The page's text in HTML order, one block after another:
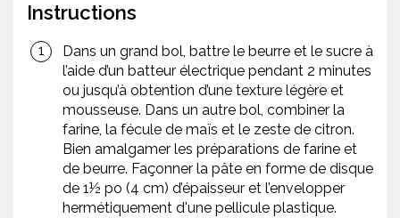
Instructions
Dans un grand bol, battre le beurre et le sucre à
l’aide d’un batteur électrique pendant 2 minutes
ou jusqu’à obtention d’une texture légère et
mousseuse. Dans un autre bol, combiner la
farine, la fécule de maïs et le zeste de citron.
Bien amalgamer les préparations de farine et
de beurre. Façonner la pâte en forme de disque
de 1½ po (4 cm) d’épaisseur et l’envelopper
hermétiquement d'une pellicule plastique.